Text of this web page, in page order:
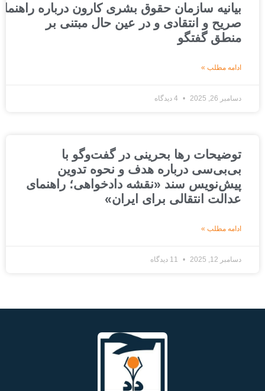
بیانیه سازمان حقوق بشری کارون درباره راهنمای
صریح و انتقادی و در عین حال مبتنی بر
منطق گفتگو
ادامه مطلب »
دسامبر 26, 2025 4 دیدگاه
توضیحات رها بحرینی در گفت‌وگو با
بی‌بی‌سی درباره هدف و نحوه تدوین
پیش‌نویس سند «نقشه دادخواهی؛ راهنمای
عدالت انتقالی برای ایران»
ادامه مطلب »
دسامبر 12, 2025 11 دیدگاه